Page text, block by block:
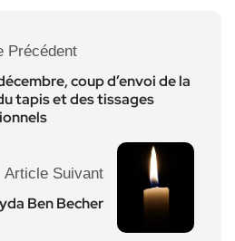
Précédent
coup d’envoi de la
tapis et des tissages
Article Suivant
Ben Becher